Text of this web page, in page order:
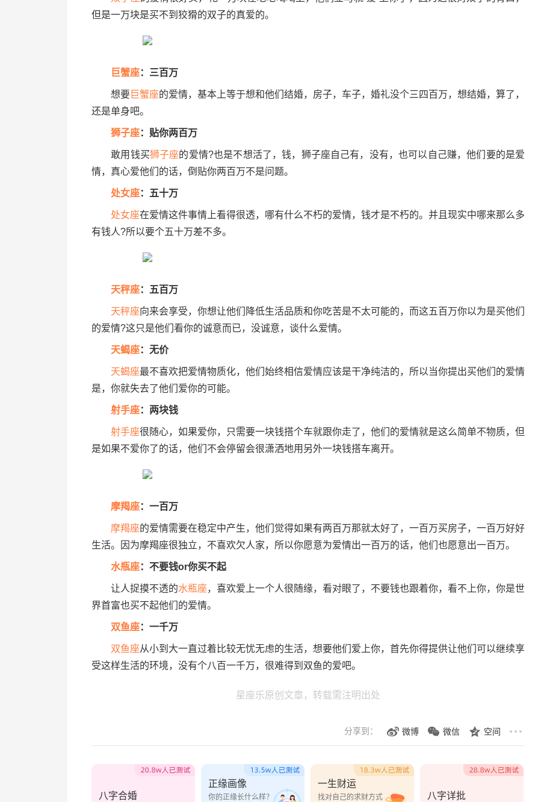
但是一万块是买不到狡猾的双子的真爱的。
巨蟹座：三百万
想要巨蟹座的爱情，基本上等于想和他们结婚，房子，车子，婚礼没个三四百万，想结婚，算了，
还是单身吧。
狮子座：贴你两百万
敢用钱买狮子座的爱情?也是不想活了，钱，狮子座自己有，没有，也可以自己赚，他们要的是爱
情，真心爱他们的话，倒贴你两百万不是问题。
处女座：五十万
处女座在爱情这件事情上看得很透，哪有什么不朽的爱情，钱才是不朽的。并且现实中哪来那么多
有钱人?所以要个五十万差不多。
天秤座：五百万
天秤座向来会享受，你想让他们降低生活品质和你吃苦是不太可能的，而这五百万你以为是买他们
的爱情?这只是他们看你的诚意而已，没诚意，谈什么爱情。
天蝎座：无价
天蝎座最不喜欢把爱情物质化，他们始终相信爱情应该是干净纯洁的，所以当你提出买他们的爱情
是，你就失去了他们爱你的可能。
射手座：两块钱
射手座很随心，如果爱你，只需要一块钱搭个车就跟你走了，他们的爱情就是这么简单不物质，但
是如果不爱你了的话，他们不会停留会很潇洒地用另外一块钱搭车离开。
摩羯座：一百万
摩羯座的爱情需要在稳定中产生，他们觉得如果有两百万那就太好了，一百万买房子，一百万好好
生活。因为摩羯座很独立，不喜欢欠人家，所以你愿意为爱情出一百万的话，他们也愿意出一百万。
水瓶座：不要钱or你买不起
让人捉摸不透的水瓶座，喜欢爱上一个人很随缘，看对眼了，不要钱也跟着你，看不上你，你是世
界首富也买不起他们的爱情。
双鱼座：一千万
双鱼座从小到大一直过着比较无忧无虑的生活，想要他们爱上你，首先你得提供让他们可以继续享
受这样生活的环境，没有个八百一千万，很难得到双鱼的爱吧。
星座乐原创文章，转载需注明出处
分享到： 微博 微信 空间
八字合婚
正缘画像
你的正缘长什么样？
一生财运
找对自己的求财方式 八字详批